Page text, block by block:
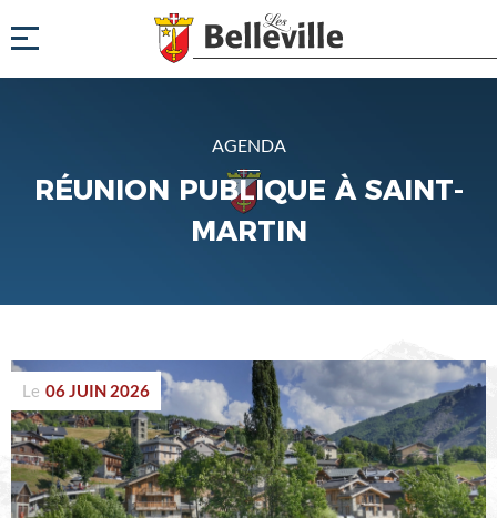
AGENDA
RÉUNION PUBLIQUE À SAINT-
MARTIN
Le 06 JUIN 2026